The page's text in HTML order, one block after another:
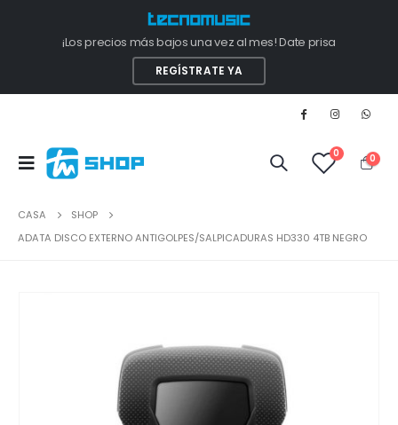
¡Los precios más bajos una vez al mes! Date prisa
REGÍSTRATE YA
0 0
CASA
SHOP
ADATA DISCO EXTERNO ANTIGOLPES/SALPICADURAS HD330 4TB NEGRO